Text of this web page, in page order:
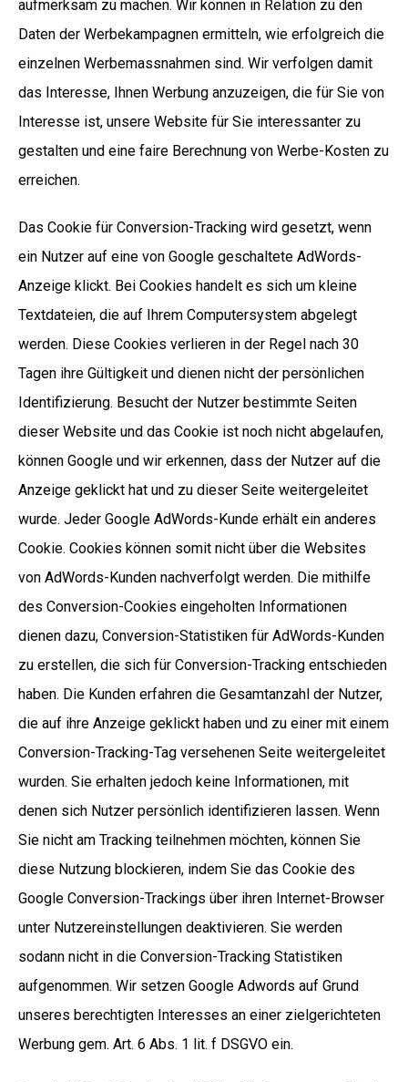
aufmerksam zu machen. Wir können in Relation zu den
Daten der Werbekampagnen ermitteln, wie erfolgreich die
einzelnen Werbemassnahmen sind. Wir verfolgen damit
das Interesse, Ihnen Werbung anzuzeigen, die für Sie von
Interesse ist, unsere Website für Sie interessanter zu
gestalten und eine faire Berechnung von Werbe-Kosten zu
erreichen.
Das Cookie für Conversion-Tracking wird gesetzt, wenn
ein Nutzer auf eine von Google geschaltete AdWords-
Anzeige klickt. Bei Cookies handelt es sich um kleine
Textdateien, die auf Ihrem Computersystem abgelegt
werden. Diese Cookies verlieren in der Regel nach 30
Tagen ihre Gültigkeit und dienen nicht der persönlichen
Identifizierung. Besucht der Nutzer bestimmte Seiten
dieser Website und das Cookie ist noch nicht abgelaufen,
können Google und wir erkennen, dass der Nutzer auf die
Anzeige geklickt hat und zu dieser Seite weitergeleitet
wurde. Jeder Google AdWords-Kunde erhält ein anderes
Cookie. Cookies können somit nicht über die Websites
von AdWords-Kunden nachverfolgt werden. Die mithilfe
des Conversion-Cookies eingeholten Informationen
dienen dazu, Conversion-Statistiken für AdWords-Kunden
zu erstellen, die sich für Conversion-Tracking entschieden
haben. Die Kunden erfahren die Gesamtanzahl der Nutzer,
die auf ihre Anzeige geklickt haben und zu einer mit einem
Conversion-Tracking-Tag versehenen Seite weitergeleitet
wurden. Sie erhalten jedoch keine Informationen, mit
denen sich Nutzer persönlich identifizieren lassen. Wenn
Sie nicht am Tracking teilnehmen möchten, können Sie
diese Nutzung blockieren, indem Sie das Cookie des
Google Conversion-Trackings über ihren Internet-Browser
unter Nutzereinstellungen deaktivieren. Sie werden
sodann nicht in die Conversion-Tracking Statistiken
aufgenommen. Wir setzen Google Adwords auf Grund
unseres berechtigten Interesses an einer zielgerichteten
Werbung gem. Art. 6 Abs. 1 lit. f DSGVO ein.